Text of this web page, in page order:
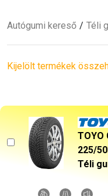
Autógumi kereső Téli
Kijelölt termékek
TOYO
225/
Téli